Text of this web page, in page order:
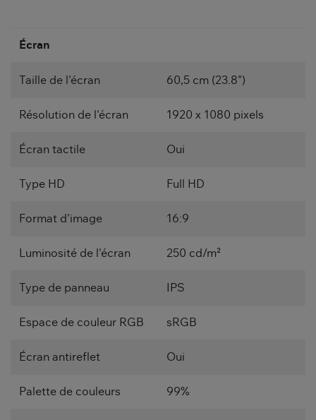
Écran
Taille de l'écran 60,5 cm (23.8")
Résolution de l'écran 1920 x 1080 pixels
Écran tactile Oui
Type HD Full HD
Format d'image 16:9
Luminosité de l'écran 250 cd/m²
Type de panneau IPS
Espace de couleur RGB sRGB
Écran antireflet Oui
Palette de couleurs 99%